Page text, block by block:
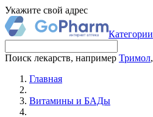
Укажите свой адрес
Категории
Поиск лекарств, например Тримол,
Главная
Витамины и БАДы